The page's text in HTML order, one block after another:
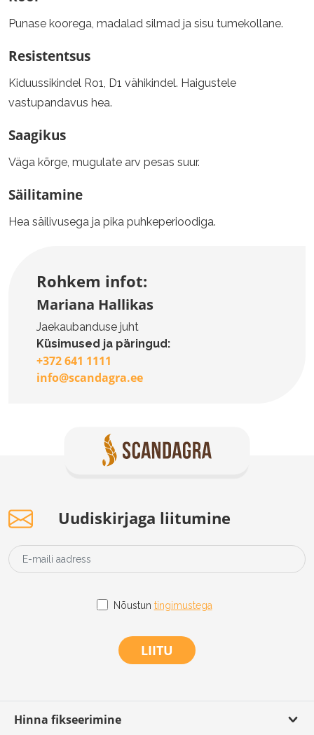
Punase koorega, madalad silmad ja sisu tumekollane.
Resistentsus
Kiduussikindel Ro1, D1 vähikindel. Haigustele
vastupandavus hea.
Saagikus
Väga kõrge, mugulate arv pesas suur.
Säilitamine
Hea säilivusega ja pika puhkeperioodiga.
Rohkem infot:
Mariana Hallikas
Jaekaubanduse juht
Küsimused ja päringud:
+372 641 1111
info@scandagra.ee
Uudiskirjaga liitumine
Nõustun tingimustega
LIITU
Hinna fikseerimine